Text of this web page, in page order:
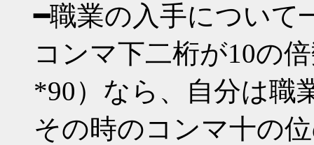
━職業の入手につい
コンマ下二桁が10の
*90）なら、自分は職
その時のコンマ十の